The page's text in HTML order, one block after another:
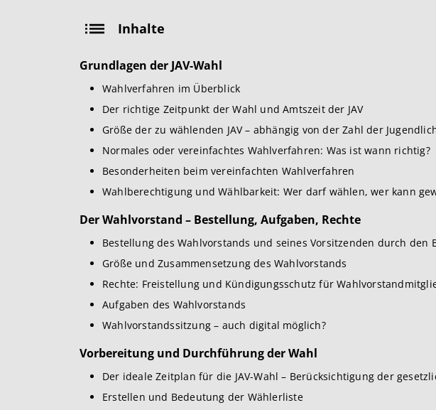
Inhalte
Grundlagen der JAV-Wahl
Wahlverfahren im Überblick
Der richtige Zeitpunkt der Wahl und Amtszeit der JAV
Größe der zu wählenden JAV – abhängig von der Zahl der
Normales oder vereinfachtes Wahlverfahren: Was ist wann richtig?
Besonderheiten beim vereinfachten Wahlverfahren
Wahlberechtigung und Wählbarkeit: Wer darf wählen, wer kann
Der Wahlvorstand – Bestellung, Aufgaben, Rechte
Bestellung des Wahlvorstands und seines Vorsitzenden durch den
Größe und Zusammensetzung des Wahlvorstands
Rechte: Freistellung und Kündigungsschutz für
Aufgaben des Wahlvorstands
Wahlvorstandssitzung – auch digital möglich?
Vorbereitung und Durchführung der Wahl
Der ideale Zeitplan für die JAV-Wahl – Berücksichtigung der
Erstellen und Bedeutung der Wählerliste